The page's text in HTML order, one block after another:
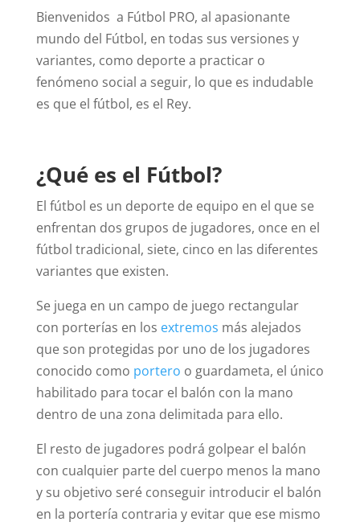
Bienvenidos a Fútbol PRO, al apasionante
mundo del Fútbol, en todas sus versiones y
variantes, como deporte a practicar o
fenómeno social a seguir, lo que es indudable
es que el fútbol, es el Rey.
¿Qué es el Fútbol?
El fútbol es un deporte de equipo en el que se
enfrentan dos grupos de jugadores, once en el
fútbol tradicional, siete, cinco en las diferentes
variantes que existen.
Se juega en un campo de juego rectangular
con porterías en los extremos más alejados
que son protegidas por uno de los jugadores
conocido como portero o guardameta, el único
habilitado para tocar el balón con la mano
dentro de una zona delimitada para ello.
El resto de jugadores podrá golpear el balón
con cualquier parte del cuerpo menos la mano
y su objetivo seré conseguir introducir el balón
en la portería contraria y evitar que ese mismo